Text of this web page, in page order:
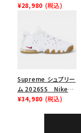
Force 1 Low シュプ
ューズ ホワイト
¥28,980 (税込)
Supreme シュプリー
ム 2026SS Nike
SB Air Max 2 CB 94
¥34,980 (税込)